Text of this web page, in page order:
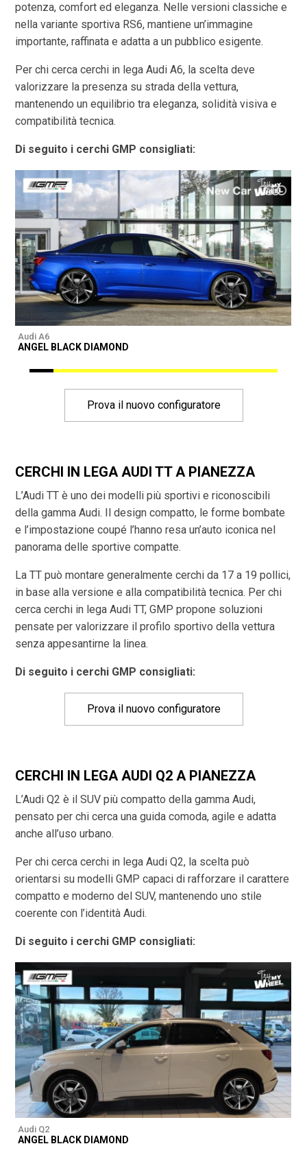
potenza, comfort ed eleganza. Nelle versioni classiche e
nella variante sportiva RS6, mantiene un’immagine
importante, raffinata e adatta a un pubblico esigente.
Per chi cerca cerchi in lega Audi A6, la scelta deve
valorizzare la presenza su strada della vettura,
mantenendo un equilibrio tra eleganza, solidità visiva e
compatibilità tecnica.
Di seguito i cerchi GMP consigliati:
Audi A6
ANGEL BLACK DIAMOND
Prova il nuovo configuratore
CERCHI IN LEGA AUDI TT A PIANEZZA
L’Audi TT è uno dei modelli più sportivi e riconoscibili
della gamma Audi. Il design compatto, le forme bombate
e l’impostazione coupé l’hanno resa un’auto iconica nel
panorama delle sportive compatte.
La TT può montare generalmente cerchi da 17 a 19 pollici,
in base alla versione e alla compatibilità tecnica. Per chi
cerca cerchi in lega Audi TT, GMP propone soluzioni
pensate per valorizzare il profilo sportivo della vettura
senza appesantirne la linea.
Di seguito i cerchi GMP consigliati:
Prova il nuovo configuratore
CERCHI IN LEGA AUDI Q2 A PIANEZZA
L’Audi Q2 è il SUV più compatto della gamma Audi,
pensato per chi cerca una guida comoda, agile e adatta
anche all’uso urbano.
Per chi cerca cerchi in lega Audi Q2, la scelta può
orientarsi su modelli GMP capaci di rafforzare il carattere
compatto e moderno del SUV, mantenendo uno stile
coerente con l’identità Audi.
Di seguito i cerchi GMP consigliati:
Audi Q2
ANGEL BLACK DIAMOND